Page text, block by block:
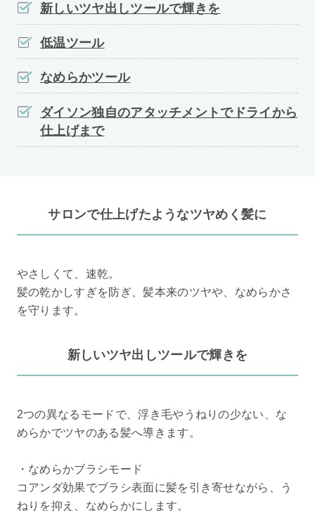
新しいツヤ出しツールで輝きを
低温ツール
なめらかツール
ダイソン独自のアタッチメントでドライから
仕上げまで
サロンで仕上げたようなツヤめく髪に
やさしくて、速乾。
髪の乾かしすぎを防ぎ、髪本来のツヤや、なめらかさ
を守ります。
新しいツヤ出しツールで輝きを
2つの異なるモードで、浮き毛やうねりの少ない、な
めらかでツヤのある髪へ導きます。
・なめらかブラシモード
コアンダ効果でブラシ表面に髪を引き寄せながら、う
ねりを抑え、なめらかにします。